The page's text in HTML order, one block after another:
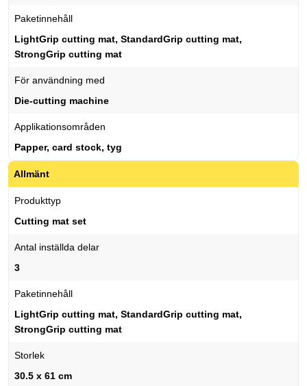
Paketinnehåll
LightGrip cutting mat, StandardGrip cutting mat,
StrongGrip cutting mat
För användning med
Die-cutting machine
Applikationsområden
Papper, card stock, tyg
Allmänt
Produkttyp
Cutting mat set
Antal inställda delar
3
Paketinnehåll
LightGrip cutting mat, StandardGrip cutting mat,
StrongGrip cutting mat
Storlek
30.5 x 61 cm